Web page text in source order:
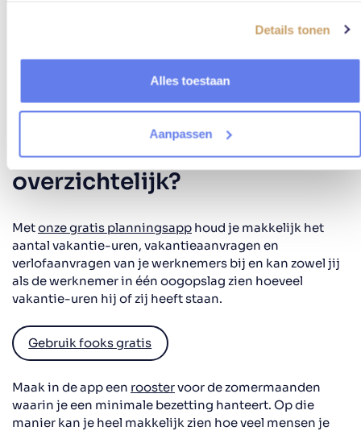
Details tonen
Alles toestaan
Aanpassen
tegenwoordig is hier vrijwel nooit meer sprake van.
Hoe houd je verlof en
vakantiedagen horeca
overzichtelijk?
Metonze gratis planningsapp houd je makkelijk het
aantal vakantie-uren, vakantieaanvragen en
verlofaanvragen van je werknemers bij en kan zowel jij
als de werknemer in één oogopslag zien hoeveel
vakantie-uren hij of zij heeft staan.
Gebruik fooks gratis
Maak in de app een roostervoor de zomermaanden
waarin je een minimale bezetting hanteert. Op die
manier kan je heel makkelijk zien hoe veel mensen je